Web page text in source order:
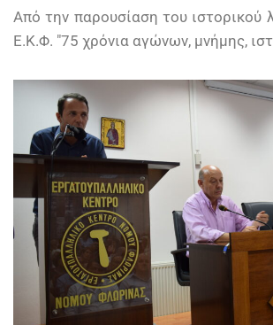
Από την παρουσίαση του ιστορικού
Ε.Κ.Φ. "75 χρόνια αγώνων, μνήμης,